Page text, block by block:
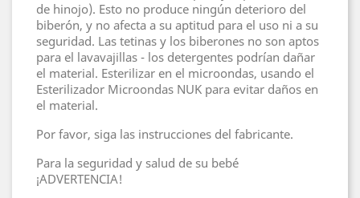
de hinojo). Esto no produce ningún deterioro del
biberón, y no afecta a su aptitud para el uso ni a su
seguridad. Las tetinas y los biberones no son aptos
para el lavavajillas - los detergentes podrían dañar
el material. Esterilizar en el microondas, usando el
Esterilizador Microondas NUK para evitar daños en
el material.
Por favor, siga las instrucciones del fabricante.
Para la seguridad y salud de su bebé
¡ADVERTENCIA!